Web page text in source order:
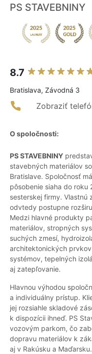
PS STAVEBNINY
8.7
Bratislava, Závodná 3
Zobraziť
O spoločnosti:
PS STAVEBNINY
stavebných materiálov
Bratislave. Spoločnosť
pôsobenie siaha do
sesterskej firmy. Vlastnú
odvtedy postupne
Medzi hlavné produkty
materiálov, stropných
suchých zmesí,
architektonických
systémov, tepelných
aj zatepľovanie.
Hlavnou výhodou
a individuálny prístup.
jej rozsiahle skladové
k dispozícii ihneď. PS
vozovým parkom, čo
dopravu materiálov k
aj v Rakúsku a